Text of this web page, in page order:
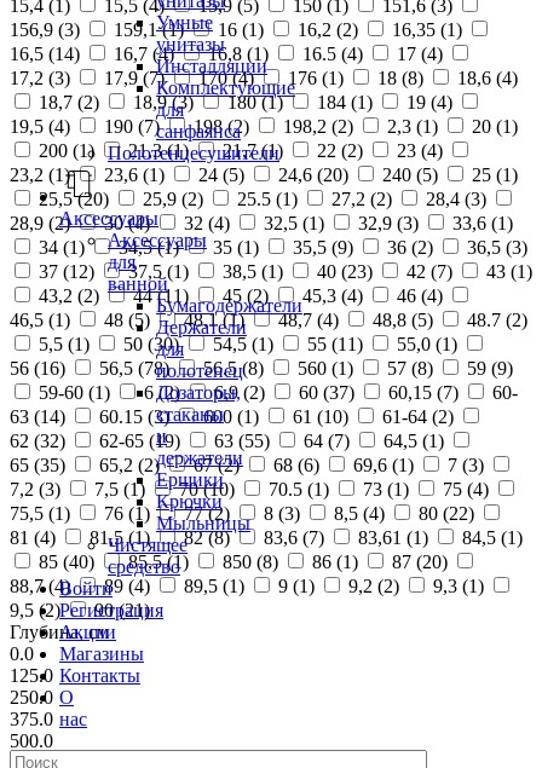
Умные
унитазы
Инсталляции
Комплектующие
для
санфаянса
Полотенцесушители
Аксессуары
Аксессуары
для
ванной
Бумагодержатели
Держатели
для
полотенец
Дозаторы,
стаканы
и
держатели
Ершики
Крючки
Мыльницы
Чистящее
средство
Войти
Регистрация
Акции
Магазины
Контакты
О
нас
15,4 (1 ) 15,5 (4) 15,9 (5) 150 (1 ) 151,6 (3)
156,9 (3) 159,1 (1) 16 (1) 16,2 (2) 16,35 (1)
16,5 (14) 16,7 (4) 16,8 (1) 16.5 (4) 17 (4)
17,2 (3) 17,9 (7) 170 (4) 176 (1) 18 (8) 18,6 (4)
18,7 (2) 18,9 (3) 180 (1) 184 (1) 19 (4)
19,5 (4) 190 (7) 198 (2) 198,2 (2) 2,3 (1) 20 (1)
200 (1) 21,3 (1) 21,7 (1) 22 (2) 23 (4)
23,2 (1) 23,6 (1) 24 (5) 24,6 (20) 240 (5) 25 (1)
25,5 (20) 25,9 (2) 25.5 (1) 27,2 (2) 28,4 (3)
28,9 (2) 30 (4) 32 (4) 32,5 (1) 32,9 (3) 33,6 (1)
34 (1) 34,5 (1) 35 (1) 35,5 (9) 36 (2) 36,5 (3)
37 (12) 37,5 (1) 38,5 (1) 40 (23) 42 (7) 43 (1)
43,2 (2) 44 (11) 45 (2) 45,3 (4) 46 (4)
46,5 (1) 48 (5) 48,1 (1) 48,7 (4) 48,8 (5) 48.7 (2)
5,5 (1) 50 (30) 54,5 (1) 55 (11) 55,0 (1)
56 (16) 56,5 (78) 56.5 (8) 560 (1) 57 (8) 59 (9)
59-60 (1) 6 (2) 6,9 (2) 60 (37) 60,15 (7)
60-
63 (14) 60.15 (3) 600 (1) 61 (10) 61-64 (2)
62 (32) 62-65 (19) 63 (55) 64 (7) 64,5 (1)
65 (35) 65,2 (2) 67 (2) 68 (6) 69,6 (1) 7 (3)
7,2 (3) 7,5 (1) 70 (10) 70.5 (1) 73 (1) 75 (4)
75,5 (1) 76 (1) 77 (2) 8 (3) 8,5 (4) 80 (22)
81 (4) 81,5 (1) 82 (8) 83,6 (7) 83,61 (1) 84,5 (1)
85 (40) 85,5 (1) 850 (8) 86 (1) 87 (20)
88,7 (4) 89 (4) 89,5 (1) 9 (1) 9,2 (2) 9,3 (1)
9,5 (2) 90 (21)
Глубина, см
0.0
125.0
250.0
375.0
500.0